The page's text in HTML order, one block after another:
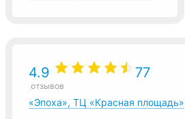
4.9 77
отзывов
«Эпоха», ТЦ «Красная площадь»